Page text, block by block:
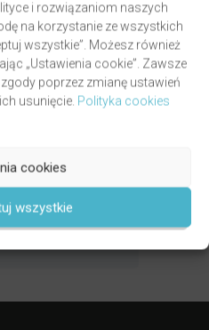
i rozwiązaniom naszych
na korzystanie ze wszystkich
wszystkie”. Możesz również
„Ustawienia cookie”. Zawsze
poprzez zmianę ustawień
usunięcie. Polityka cookies
wszystkie
cookies
zakupy
satysfakcji
zwrot zakupionego
bez stresu.